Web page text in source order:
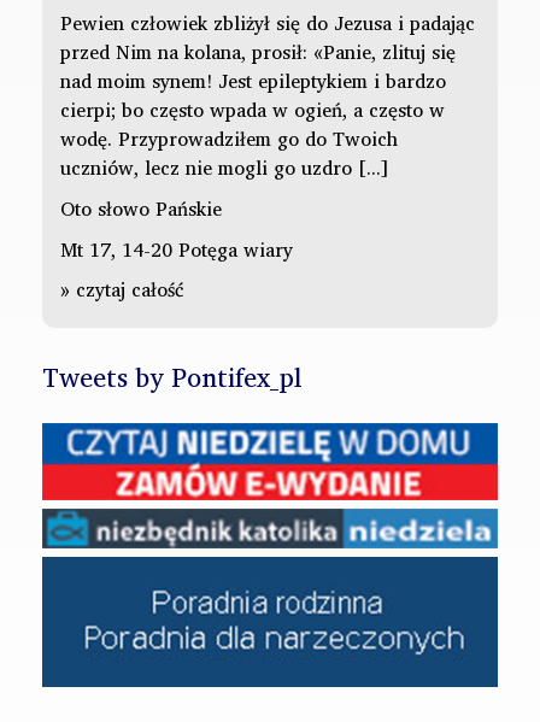
Pewien człowiek zbliżył się do Jezusa i padając
przed Nim na kolana, prosił: «Panie, zlituj się
nad moim synem! Jest epileptykiem i bardzo
cierpi; bo często wpada w ogień, a często w
wodę. Przyprowadziłem go do Twoich
uczniów, lecz nie mogli go uzdro [...]
Oto słowo Pańskie
Mt 17, 14-20 Potęga wiary
» czytaj całość
Tweets by Pontifex_pl